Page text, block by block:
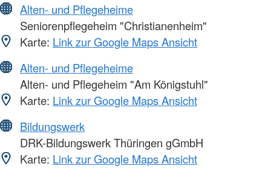
Alten- und Pflegeheime
Seniorenpflegeheim "Christianenheim"
Karte: Link zur Google Maps Ansicht
Alten- und Pflegeheime
Alten- und Pflegeheim "Am Königstuhl"
Karte: Link zur Google Maps Ansicht
Bildungswerk
DRK-Bildungswerk Thüringen gGmbH
Karte: Link zur Google Maps Ansicht